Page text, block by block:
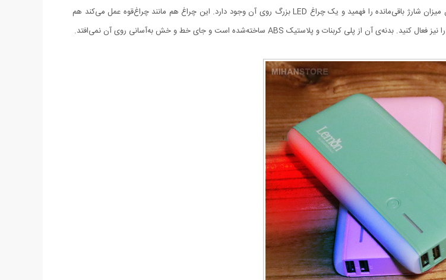
گوشی‌های موبایل سریع‌تر از حالت معمولی شارژ می‌شوند. از روی نشانگر LED آن می‌توان میزان شارژ باقی‌مانده را فهمید و یک چراغ LED بزرگ روی آن وجود دارد. این چراغ هم مانند چراغ‌قوه عمل می‌کند هم